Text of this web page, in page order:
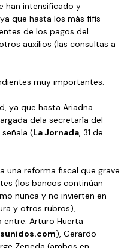
han intensificado y
que hasta los más fifís
de los pagos del
auxilios (las consultas a
muy importantes.
ya que hasta Ariadna
dela secretaría del
(La Jornada, 31 de
una reforma fiscal que grave
(los bancos continúan
nunca y no invierten en
y otros rubros),
entre: Arturo Huerta
), Gerardo